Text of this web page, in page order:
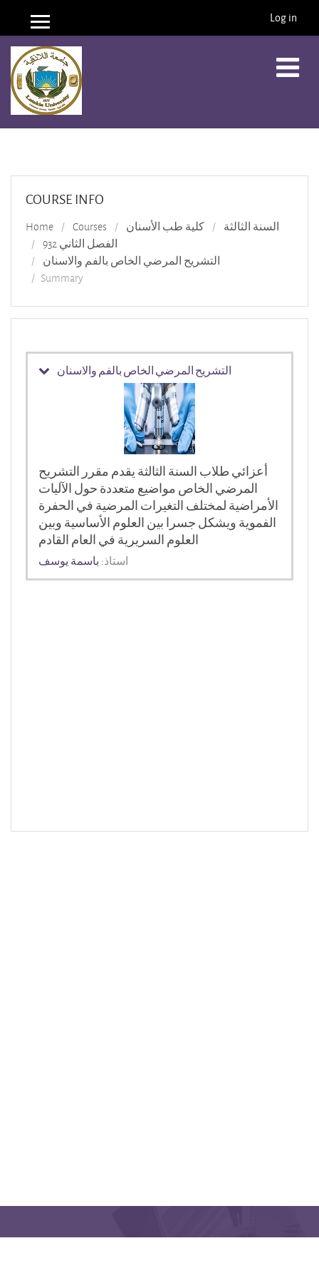
Skip to main content
Side panel Log in
COURSE INFO
Home Courses كلية طب الأسنان
السنة الثالثة
الفصل الثاني 932
التشريح المرضي الخاص بالفم والاسنان
Summary
التشريح المرضي الخاص بالفم والاسنان
أعزائي طلاب السنة الثالثة يقدم مقرر التشريح
المرضي الخاص مواضيع متعددة حول الآليات
الأمراضية لمختلف التغيرات المرضية في الحفرة
الفموية ويشكل جسرا بين العلوم الأساسية وبين
العلوم السريرية في العام القادم
استاذ: باسمة يوسف